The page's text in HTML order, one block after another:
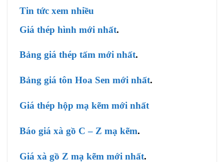
Tin tức xem nhiều
Giá thép hình mới nhất.
Bảng giá thép tấm mới nhất.
Bảng giá tôn Hoa Sen mới nhất.
Giá thép hộp mạ kẽm mới nhất
Báo giá xà gồ C – Z mạ kẽm.
Giá xà gồ Z mạ kẽm mới nhất.